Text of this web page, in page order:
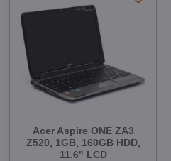
Acer Aspire ONE ZA3
Z520, 1GB, 160GB HDD,
11.6" LCD